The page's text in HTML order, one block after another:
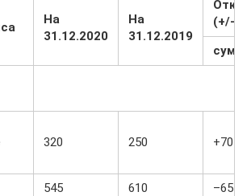
На
31.12.2020
На
31.12.2019
(+/–)
сумма
320 250 +70
545 610
–65